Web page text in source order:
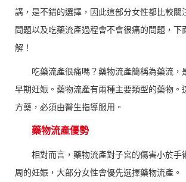
講，是不錯的選擇，因此這部分女性都比較關
問題以及吃藥流產過程會不會很痛的問題，下
解！
吃藥流產很痛嗎？藥物流產簡稱為藥流，
早期妊娠。藥物流產有兩種主要類型的藥物。
方藥，必須由醫生指導服用。
藥物流產優勢
相對而言，藥物流產對子宮的傷害小於手
周的妊娠，大部分女性會優先選擇藥物流產。